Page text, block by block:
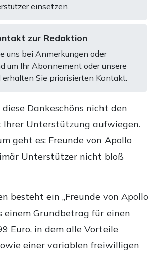
einsetzen.
zur Redaktion
uns bei Anmerkungen oder
um Ihr Abonnement oder unsere
Sie priorisierten Kontakt.
Dankeschöns nicht den
Ihrer Unterstützung aufwiegen.
geht es: Freunde von Apollo
Unterstützer nicht bloß
besteht ein „Freunde von Apollo
einem Grundbetrag für einen
Euro, in dem alle Vorteile
einer variablen freiwilligen